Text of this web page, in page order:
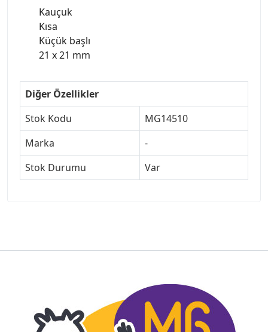
Kauçuk
Kısa
Küçük başlı
21 x 21 mm
Diğer Özellikler
Stok Kodu
MG14510
Marka
-
Stok Durumu
Var